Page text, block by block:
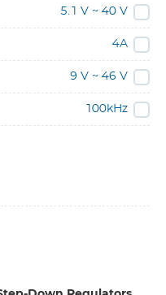
5.1 V ~ 40 V
4A
9 V ~ 46 V
100kHz